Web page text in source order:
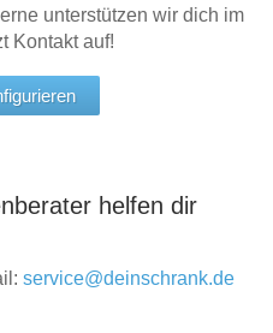
unterstützen wir dich im
Kontakt auf!
helfen dir
service@deinschrank.de